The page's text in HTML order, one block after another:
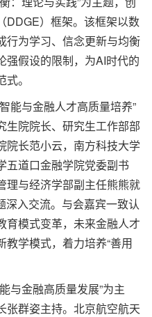
DDGE）框架。该框架以数
行为学习、信念更新与均衡
强假设的限制，为AI时代的
。
能与金融人才高质量培养”
生院院长、研究生工作部部
院长范小云，南方科技大学
五道口金融学院党委副书
理与经济学部副主任熊熊就
深入交流。与会嘉宾一致认
育模式变革，未来金融人才
学模式，着力培养“善用
与金融高质量发展”为主
张群姿主持。北京航空航天